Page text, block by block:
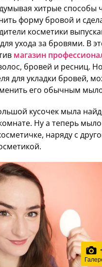
хитрые способы
форму бровой и
косметики
ухода за бровями. В
магазин
бровей и ресниц.
для укладки бровей,
его обычным
кусочек мыла
Ну а теперь мыло
наряду с